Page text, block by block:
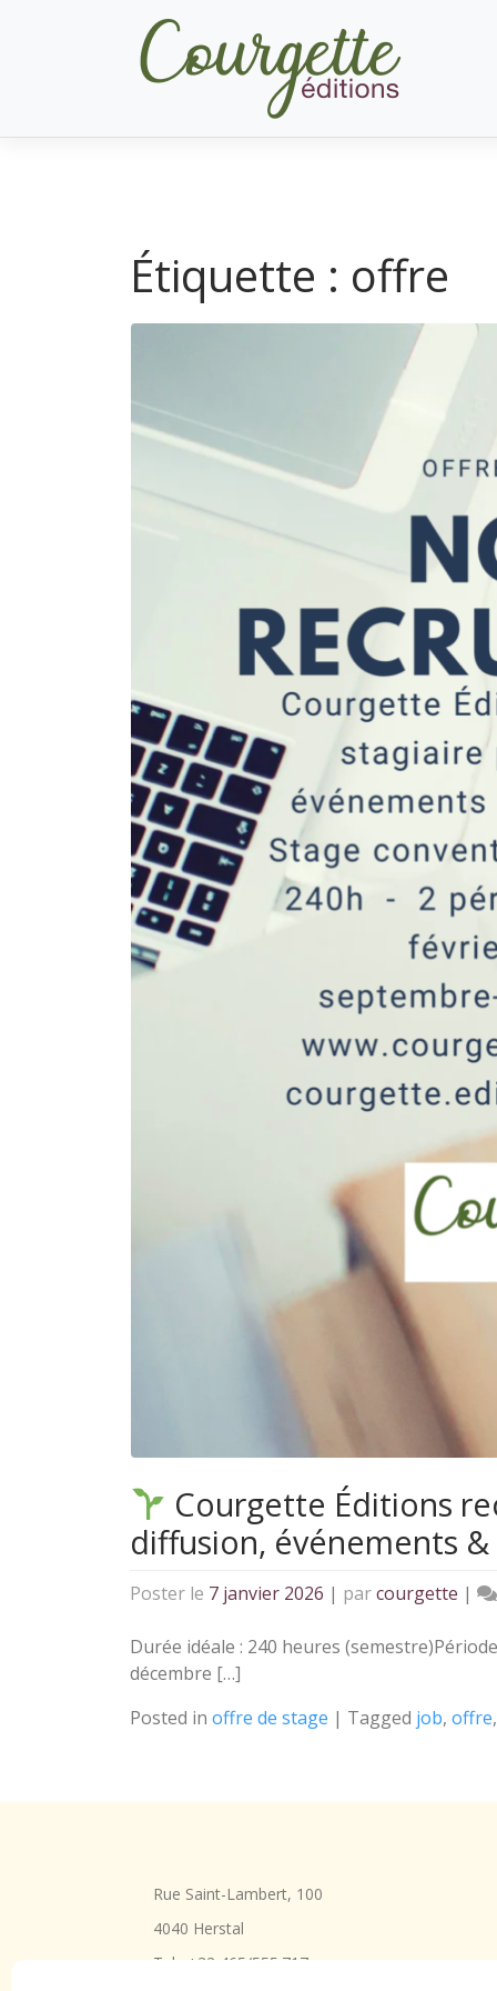
Étiquette : offre
Courgette Éditions
diffusion, événements
Poster le 7 janvier 2026 | parcourgette |
Durée idéale : 240 heures
décembre […]
Posted in offre de stage | Tagged job, offre,
Rue Saint-Lambert, 100
4040 Herstal
Tel : +32 465/555.717